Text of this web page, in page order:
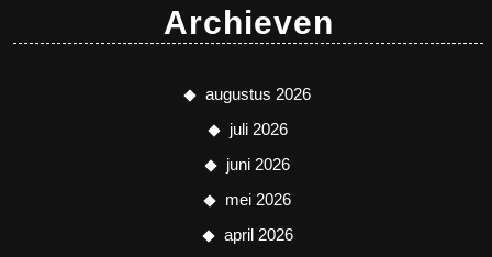
Archieven
augustus 2026
juli 2026
juni 2026
mei 2026
april 2026